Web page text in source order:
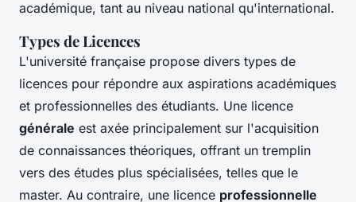
académique, tant au niveau national qu'international.
Types de Licences
L'université française propose divers types de
licences pour répondre aux aspirations académiques
et professionnelles des étudiants. Une licence
générale est axée principalement sur l'acquisition
de connaissances théoriques, offrant un tremplin
vers des études plus spécialisées, telles que le
master. Au contraire, une licence professionnelle